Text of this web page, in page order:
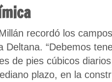
recordó los
Deltana. “Debemos
de pies cúbicos
plazo, en la